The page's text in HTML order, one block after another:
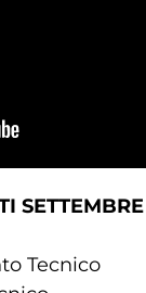
Tecnico